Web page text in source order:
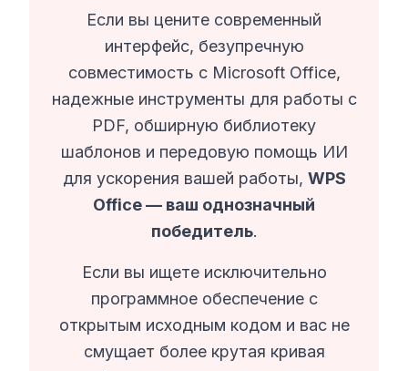
Если вы цените современный
интерфейс, безупречную
совместимость с Microsoft Office,
надежные инструменты для работы с
PDF, обширную библиотеку
шаблонов и передовую помощь ИИ
для ускорения вашей работы, WPS
Office — ваш однозначный
победитель.
Если вы ищете исключительно
программное обеспечение с
открытым исходным кодом и вас не
смущает более крутая кривая